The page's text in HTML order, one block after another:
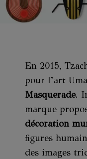
En 2015,
pour l’art
Masquerade.
marque
décoration
figures
des images